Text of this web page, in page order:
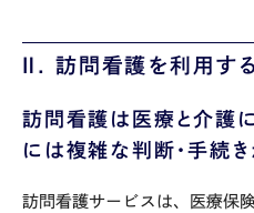
Ⅱ. 訪問看護を利用す
訪問看護は医療と介護
には複雑な判断・手続
訪問看護サービスは、医療保